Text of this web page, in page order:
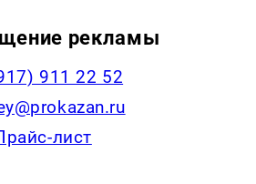
рекламы
911 22 52
лист